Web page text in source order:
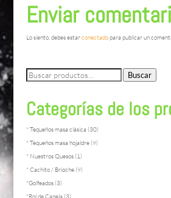
Enviar
Lo siento, debes estarconectadopara publicar un
Buscar
por:
Buscar
Categorías de los
* Tequeños masa clásica (30)
* Tequeños masa hojaldre (9)
* Nuestros Quesos (1)
* Cachito / Brioche (9)
*Golfeados (3)